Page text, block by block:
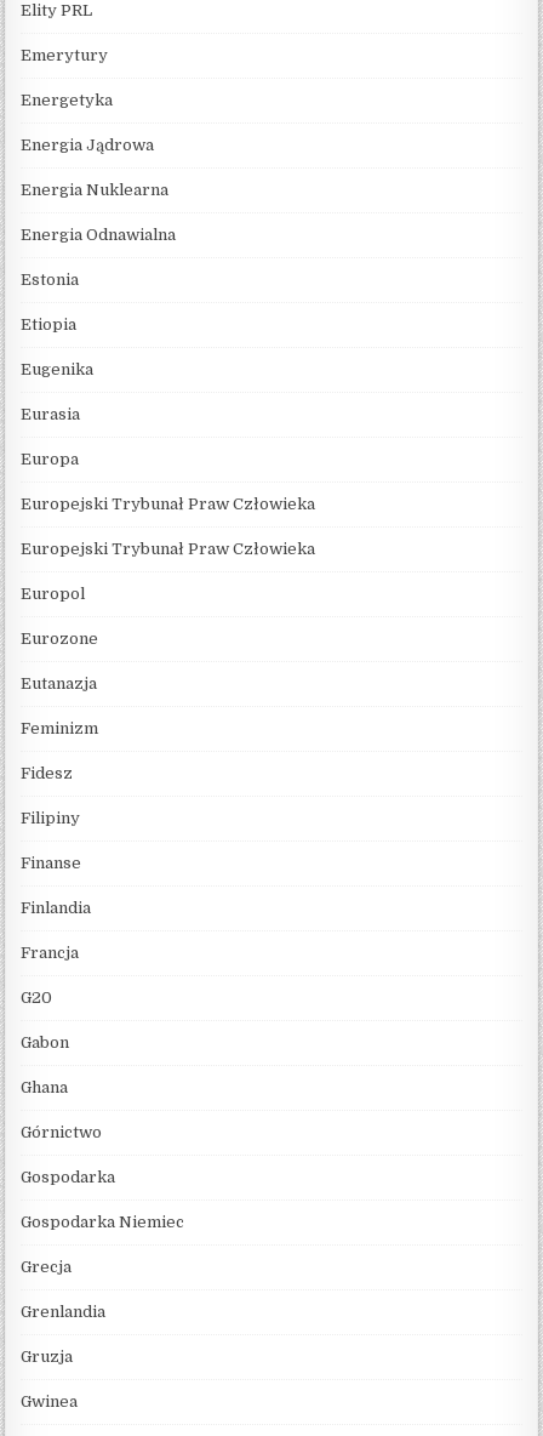
Elity PRL
Emerytury
Energetyka
Energia Jądrowa
Energia Nuklearna
Energia Odnawialna
Estonia
Etiopia
Eugenika
Eurasia
Europa
Europejski Trybunał Praw Człowieka
Europejski Trybunał Praw Człowieka
Europol
Eurozone
Eutanazja
Feminizm
Fidesz
Filipiny
Finanse
Finlandia
Francja
G20
Gabon
Ghana
Górnictwo
Gospodarka
Gospodarka Niemiec
Grecja
Grenlandia
Gruzja
Gwinea